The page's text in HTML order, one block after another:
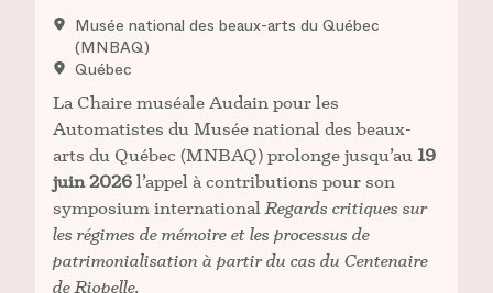
Musée national des beaux-arts du Québec
(MNBAQ)
Québec
La Chaire muséale Audain pour les
Automatistes du Musée national des beaux-
arts du Québec (MNBAQ) prolonge jusqu’au 19
juin 2026 l’appel à contributions pour son
symposium internationalRegards critiques sur
les régimes de mémoire et les processus de
patrimonialisation à partir du cas du Centenaire
de Riopelle.